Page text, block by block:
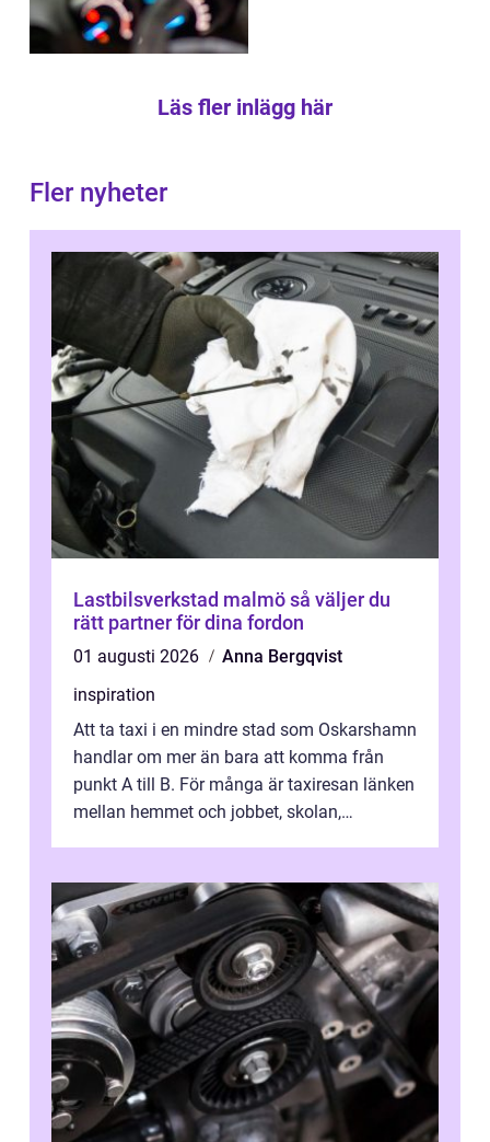
Läs fler inlägg här
Fler nyheter
Lastbilsverkstad malmö så väljer du
rätt partner för dina fordon
01 augusti 2026
Anna Bergqvist
inspiration
Att ta taxi i en mindre stad som Oskarshamn
handlar om mer än bara att komma från
punkt A till B. För många är taxiresan länken
mellan hemmet och jobbet, skolan,